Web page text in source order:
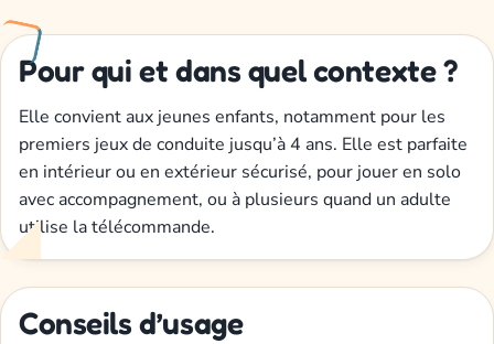
Pour qui et dans quel contexte ?
Elle convient aux jeunes enfants, notamment pour les
premiers jeux de conduite jusqu’à 4 ans. Elle est parfaite
en intérieur ou en extérieur sécurisé, pour jouer en solo
avec accompagnement, ou à plusieurs quand un adulte
utilise la télécommande.
Conseils d’usage